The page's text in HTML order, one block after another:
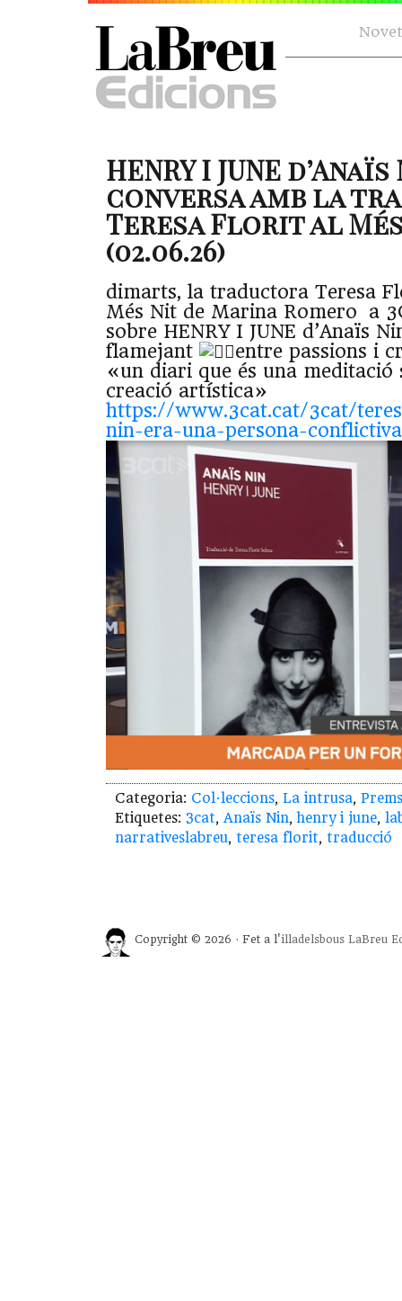
HENRY I JUNE
conversa amb la
Teresa Florit al
(02.06.26)
dimarts, la traductora Teresa
Més Nit de Marina Romero a
sobre HENRY I JUNE d’Anaïs
flamejant
entre passions i
«un diari que és una meditació
creació artística»
https://www.3cat.cat/3cat/
nin-era-una-persona-
Categoria: Col·leccions, La intrusa,
Etiquetes: 3cat, Anaïs Nin,henry i june,
narrativeslabreu, teresa florit, traducció
Copyright © 2026 · Fet a l'illadelsbous LaBreu